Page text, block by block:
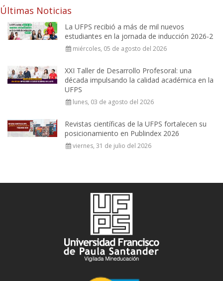
Últimas Noticias
La UFPS recibió a más de mil nuevos
estudiantes en la jornada de inducción 2026-2
miércoles, 05 de agosto del 2026
XXI Taller de Desarrollo Profesoral: una
década impulsando la calidad académica en la
UFPS
lunes, 03 de agosto del 2026
Revistas científicas de la UFPS fortalecen su
posicionamiento en Publindex 2026
viernes, 31 de julio del 2026